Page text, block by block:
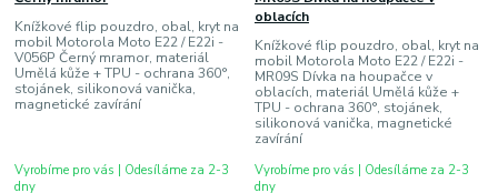
Knížkové flip pouzdro, obal, kryt na
mobil Motorola Moto E22 / E22i -
V056P Černý mramor, materiál
Umělá kůže + TPU - ochrana 360°,
stojánek, silikonová vanička,
magnetické zavírání
Vyrobíme pro vás | Odesíláme za 2-3
dny
oblacích
Knížkové flip pouzdro, obal, kryt na
mobil Motorola Moto E22 / E22i -
MR09S Dívka na houpačce v
oblacích, materiál Umělá kůže +
TPU - ochrana 360°, stojánek,
silikonová vanička, magnetické
zavírání
Vyrobíme pro vás | Odesíláme za 2-3
dny